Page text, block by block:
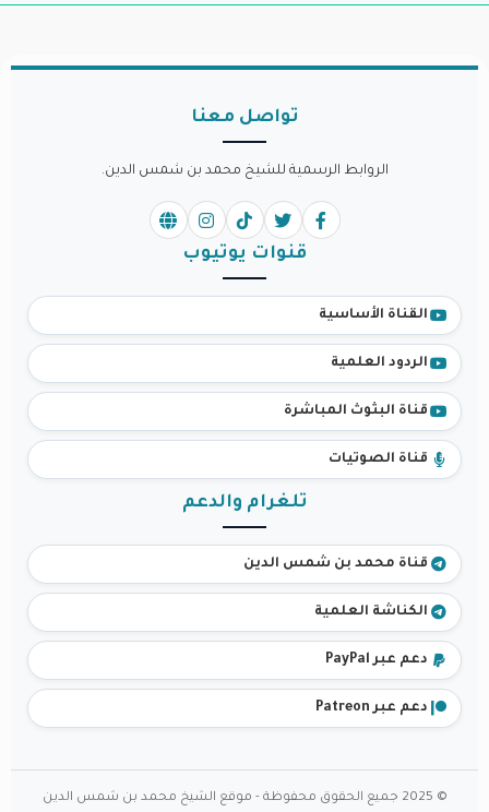
تواصل معنا
الروابط الرسمية للشيخ محمد بن شمس الدين.
قنوات يوتيوب
القناة الأساسية
الردود العلمية
قناة البثوث المباشرة
قناة الصوتيات
تلغرام والدعم
قناة محمد بن شمس الدين
الكناشة العلمية
دعم عبر PayPal
دعم عبر Patreon
© 2025 جميع الحقوق محفوظة - موقع الشيخ محمد بن شمس الدين